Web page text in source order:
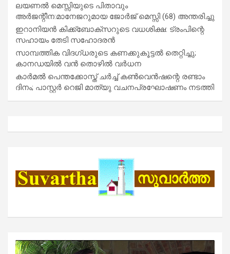
ലയണൽ മെസ്സിയുടെ പിതാവും
അർജന്റീന:മാനേജറുമായ ജോർജ് മെസ്സി (68) അന്തരിച്ചു
ഇറാനിയൻ കിക്ക്ബോക്സറുടെ വധശിക്ഷ: ട്രംപിന്റെ
സഹായം തേടി സഹോദരൻ
സാമ്പത്തിക വിദഗ്ധരുടെ കണക്കുകൂട്ടൽ തെറ്റിച്ചു;
കാനഡയിൽ വൻ തൊഴിൽ വർധന
കാർമൽ പെന്തക്കോസ്ത് ചർച്ച് കൺവെൻഷന്റെ രണ്ടാം
ദിനം; പാസ്റ്റർ റെജി മാത്യു വചനപ്രഘോഷണം നടത്തി